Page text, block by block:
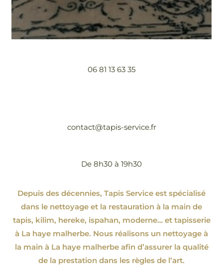
06 81 13 63 35
contact@tapis-service.fr
De 8h30 à 19h30
Depuis des décennies, Tapis Service est spécialisé
dans le nettoyage et la restauration à la main de
tapis, kilim, hereke, ispahan, moderne…et tapisserie
à La haye malherbe. Nous réalisons un nettoyage à
la main à La haye malherbe afin d’assurer la qualité
de la prestation dans les règles de l’art.